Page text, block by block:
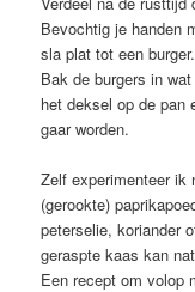
Bevochtig je handen
sla plat tot een burger.
Bak de burgers in
het deksel op de pan
gaar worden.
Zelf experimenteer ik
(gerookte)
peterselie, koriander
geraspte kaas kan
Een recept om volop